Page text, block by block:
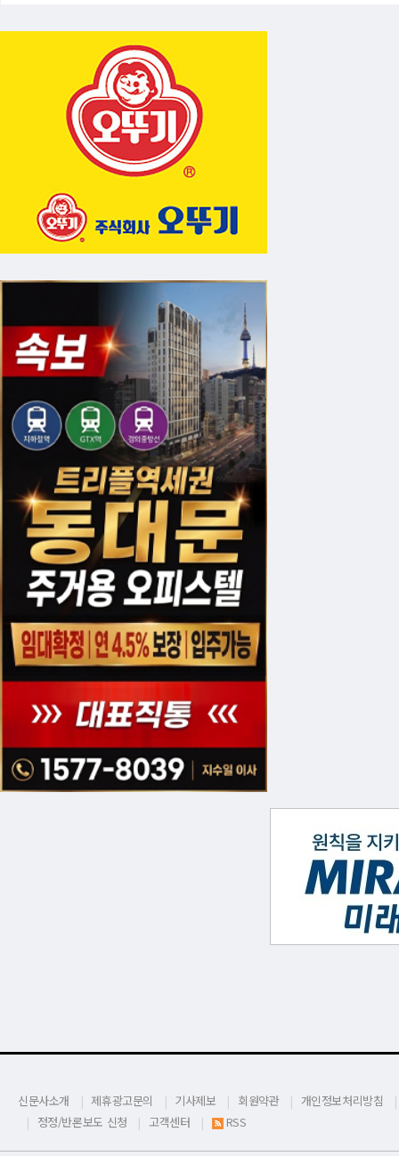
신문사소개 제휴광고문의 기사제보 회원약관
개인정보처리방침
정정/반론보도 신청
고객센터 RSS